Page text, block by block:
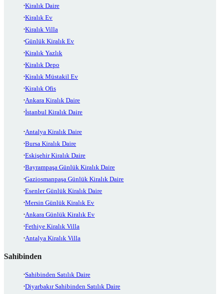
Kiralık Daire
Kiralık Ev
Kiralık Villa
Günlük Kiralık Ev
Kiralık Yazlık
Kiralık Depo
Kiralık Müstakil Ev
Kiralık Ofis
Ankara Kiralık Daire
İstanbul Kiralık Daire
Antalya Kiralık Daire
Bursa Kiralık Daire
Eskişehir Kiralık Daire
Bayrampaşa Günlük Kiralık Daire
Gaziosmanpaşa Günlük Kiralık Daire
Esenler Günlük Kiralık Daire
Mersin Günlük Kiralık Ev
Ankara Günlük Kiralık Ev
Fethiye Kiralık Villa
Antalya Kiralık Villa
Sahibinden
Sahibinden Satılık Daire
Diyarbakır Sahibinden Satılık Daire